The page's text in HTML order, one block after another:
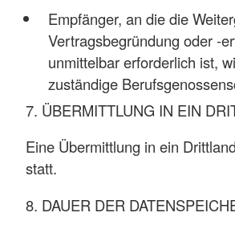
Empfänger, an die die
Vertragsbegründung oder -
unmittelbar erforderlich ist,
zuständige
7. ÜBERMITTLUNG IN EIN
Eine Übermittlung in ein
statt.
8. DAUER DER